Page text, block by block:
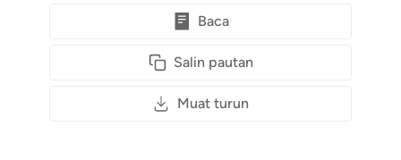
Baca
Salin pautan
Muat turun